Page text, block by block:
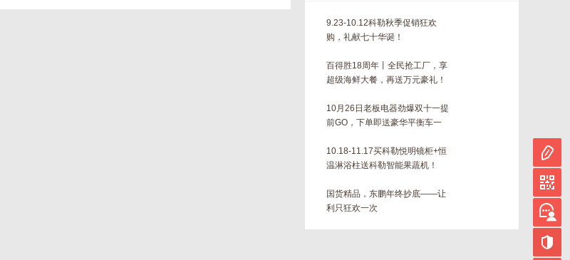
9.23-10.12科勒秋季促销狂欢
购，礼献七十华诞！
百得胜18周年丨全民抢工厂，享
超级海鲜大餐，再送万元豪礼！
10月26日老板电器劲爆双十一提
前GO，下单即送豪华平衡车一
10.18-11.17买科勒悦明镜柜+恒
温淋浴柱送科勒智能果蔬机！
国货精品，东鹏年终抄底——让
利只狂欢一次